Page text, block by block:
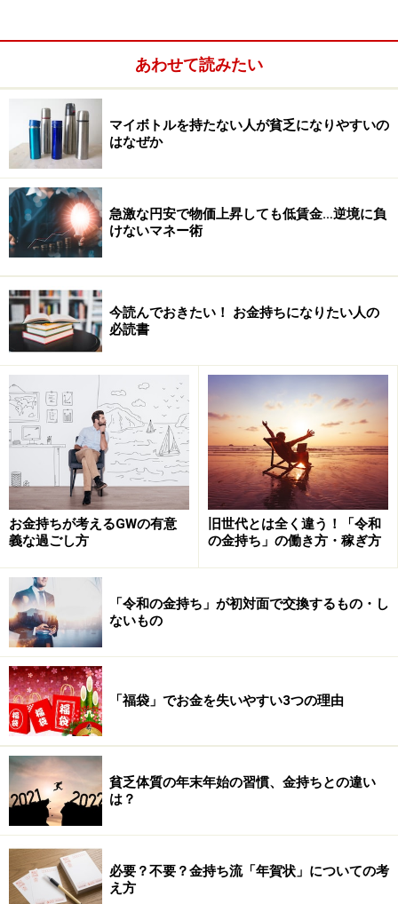
もちろん、配置転換や抜擢等によって才能を開花させる
人もいるので、一概に悪いというわけではありません
が、つまらないと感じる仕事をやっても付加価値は出せ
ないでしょう。
「器用な会社員」という弊害
会社員としてやっていくことは、自分の真の欲求を抑え
ています。
というのも、大学など高等教育を受けた人間であれば、
たいていの仕事は慣れればある程度の水準まではこなせ
るようになるし、職場環境にも柔軟に適応する能力を持
っているからです。ある意味器用であるがゆえに、自分
には向かないと思っても順応できてしまうのです。
そういえば以前、保育士不足が社会問題となったとき、
ネットで「保育士の給料が安いのは、誰でもできる仕事
だからだ」という発言があって炎上したことがありま
す。
あわせて読みたい
マイボトルを持たない人が貧乏になりやすいの
はなぜか
急激な円安で物価上昇しても低賃金…逆境に負
けないマネー術
今読んでおきたい！ お金持ちになりたい人の
必読書
お金持ちが考えるGWの有意
義な過ごし方
旧世代とは全く違う！「令和
の金持ち」の働き方・稼ぎ方
「令和の金持ち」が初対面で交換するもの・し
ないもの
「福袋」でお金を失いやすい3つの理由
貧乏体質の年末年始の習慣、金持ちとの違い
は？
必要？不要？金持ち流「年賀状」についての考
え方